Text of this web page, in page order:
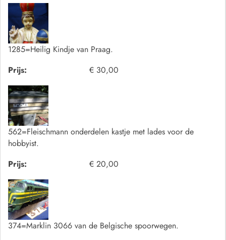
1285=Heilig Kindje van Praag.
Prijs:
€ 30,00
562=Fleischmann onderdelen kastje met lades voor de
hobbyist.
Prijs:
€ 20,00
374=Marklin 3066 van de Belgische spoorwegen.